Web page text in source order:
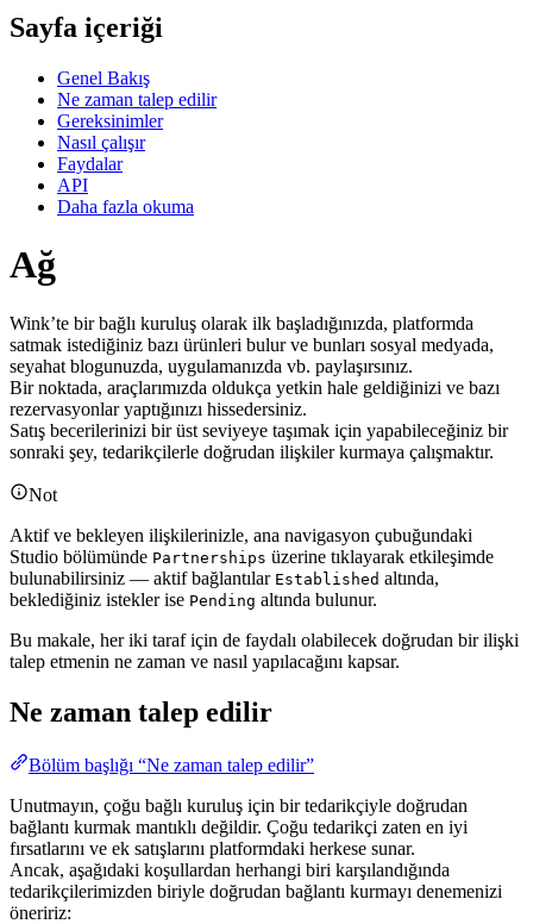
Sayfa içeriği
Genel Bakış
Ne zaman talep edilir
Gereksinimler
Nasıl çalışır
Faydalar
API
Daha fazla okuma
Ağ
Wink’te bir bağlı kuruluş olarak ilk başladığınızda, platformda
satmak istediğiniz bazı ürünleri bulur ve bunları sosyal medyada,
seyahat blogunuzda, uygulamanızda vb. paylaşırsınız.
Bir noktada, araçlarımızda oldukça yetkin hale geldiğinizi ve bazı
rezervasyonlar yaptığınızı hissedersiniz.
Satış becerilerinizi bir üst seviyeye taşımak için yapabileceğiniz bir
sonraki şey, tedarikçilerle doğrudan ilişkiler kurmaya çalışmaktır.
Not
Aktif ve bekleyen ilişkilerinizle, ana navigasyon çubuğundaki
Studio bölümünde Partnerships üzerine tıklayarak etkileşimde
bulunabilirsiniz — aktif bağlantılar Established altında,
beklediğiniz istekler ise Pending altında bulunur.
Bu makale, her iki taraf için de faydalı olabilecek doğrudan bir ilişki
talep etmenin ne zaman ve nasıl yapılacağını kapsar.
Ne zaman talep edilir
Bölüm başlığı “Ne zaman talep edilir”
Unutmayın, çoğu bağlı kuruluş için bir tedarikçiyle doğrudan
bağlantı kurmak mantıklı değildir. Çoğu tedarikçi zaten en iyi
fırsatlarını ve ek satışlarını platformdaki herkese sunar.
Ancak, aşağıdaki koşullardan herhangi biri karşılandığında
tedarikçilerimizden biriyle doğrudan bağlantı kurmayı denemenizi
öneririz: